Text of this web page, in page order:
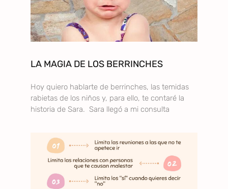
LA MAGIA DE LOS BERRINCHES
Hoy quiero hablarte de berrinches, las temidas
rabietas de los niños y, para ello, te contaré la
historia de Sara. Sara llegó a mi consulta